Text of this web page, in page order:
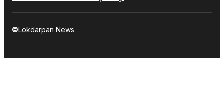
©Lokdarpan News